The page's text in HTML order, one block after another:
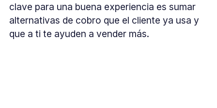
clave para una buena experiencia es sumar
alternativas de cobro que el cliente ya usa y
que a ti te ayuden a vender más.